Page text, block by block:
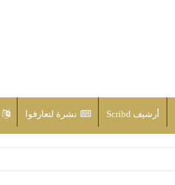
أرشيف Scribd نشرة لتعارفوا